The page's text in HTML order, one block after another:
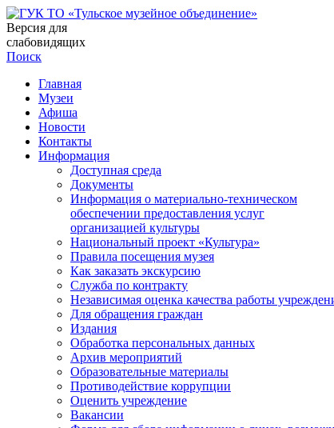
Версия для
слабовидящих
Поиск
Главная
Музеи
Афиша
Новости
Контакты
Информация
Доступная среда
Документы
Информация о материально-техническом
обеспечении предоставления услуг
организацией культуры
Национальный проект «Культура»
Правила посещения музея
Как заказать экскурсию
Служба по контракту
Независимая оценка качества работы
Для обращения граждан
Издания
Обработка персональных данных
Архив мероприятий
Образовательные материалы
Противодействие коррупции
Оценить учреждение
Вакансии